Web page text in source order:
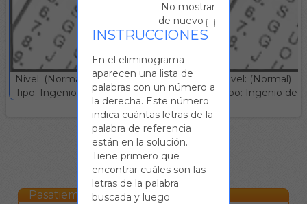
Nivel: (Normal)
Tipo: Ingenio deductivo :: Gratuito
Nivel: (Normal)
Tipo: Ingenio
Pasatiempos Online
No mostrar
de nuevo
INSTRUCCIONES
En el eliminograma
aparecen una lista de
palabras con un número a
la derecha. Este número
indica cuántas letras de la
palabra de referencia
están en la solución.
Tiene primero que
encontrar cuáles son las
letras de la palabra
buscada y luego